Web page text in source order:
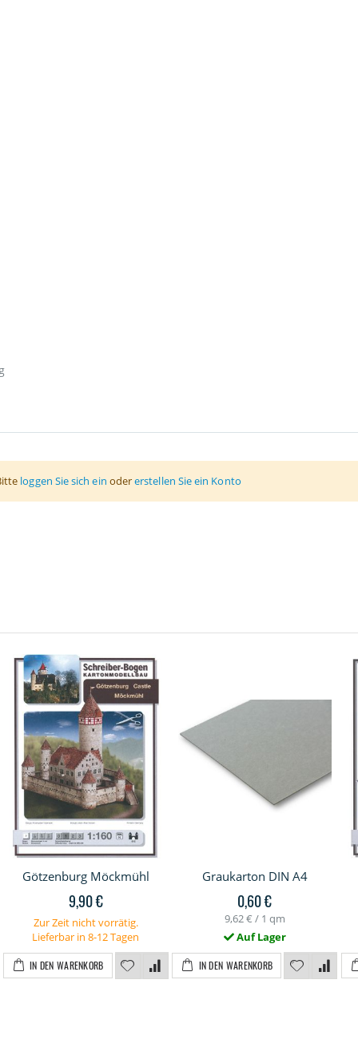
loggen Sie sich ein odererstellen Sie ein Konto
Götzenburg Möckmühl
9,90 €
Zur Zeit nicht vorrätig.
Lieferbar in 8-12 Tagen
IN DEN WARENKORB
Graukarton DIN A4
0,60 €
9,62 € / 1 qm
Auf Lager
IN DEN WARENKORB